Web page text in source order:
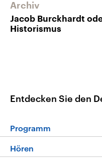
Archiv
Jacob Burckhardt
Historismus
Entdecken Sie den
Programm
Hören